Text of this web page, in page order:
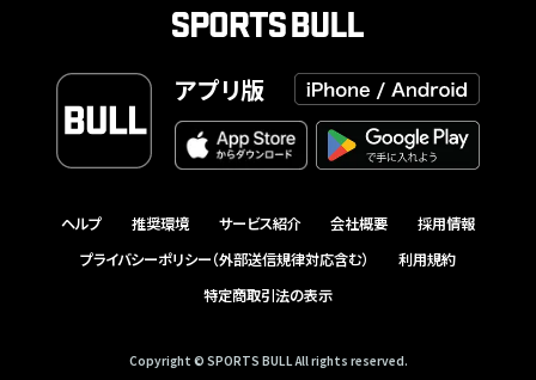
アプリ版
ヘルプ 推奨環境 サービス紹介 会社概要
採用情報
プライバシーポリシー（外部送信規律対応含む）
利用規約
特定商取引法の表示
Copyright © SPORTS BULL All rights reserved.